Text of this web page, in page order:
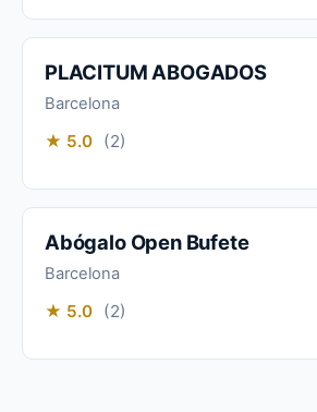
PLACITUM ABOGADOS
Barcelona
★ 5.0 (2)
Abógalo Open Bufete
Barcelona
★ 5.0 (2)